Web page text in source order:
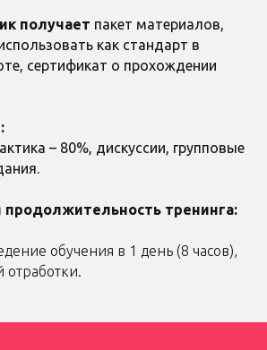
получает пакет материалов,
как стандарт в
сертификат о прохождении
– 80%, дискуссии, групповые
тренинга:
обучения в 1 день (8 часов),
отработки.